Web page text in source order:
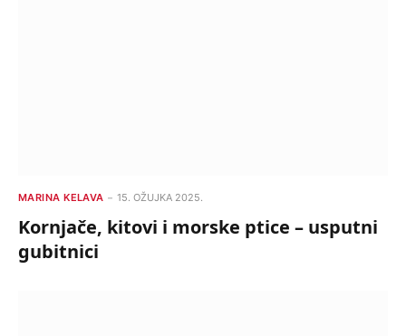
MARINA KELAVA 15. OŽUJKA 2025.
Kornjače, kitovi i morske ptice – usputni
gubitnici